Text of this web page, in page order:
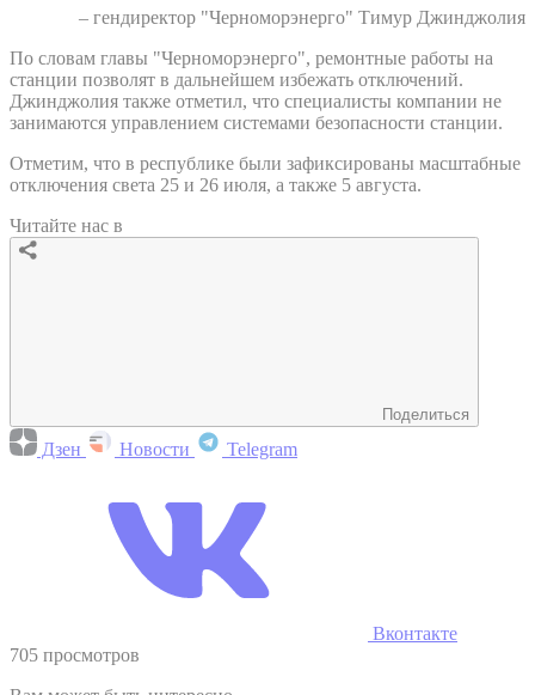
– гендиректор "Черноморэнерго" Тимур Джинджолия
По словам главы "Черноморэнерго", ремонтные работы на
станции позволят в дальнейшем избежать отключений.
Джинджолия также отметил, что специалисты компании не
занимаются управлением системами безопасности станции.
Отметим, что в республике были зафиксированы масштабные
отключения света 25 и 26 июля, а также 5 августа.
Читайте нас в
Поделиться
Дзен Новости Telegram
Вконтакте
705 просмотров